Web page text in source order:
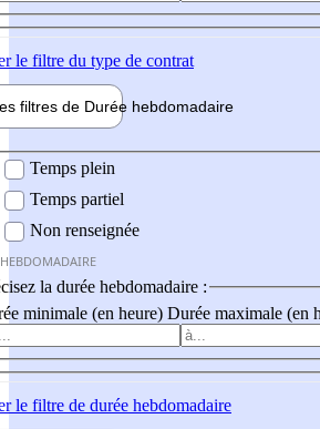
le filtre du type de contrat
filtres de Durée hebdomadaire
Temps plein
Temps partiel
Non renseignée
la durée hebdomadaire :
minimale (en heure) Durée maximale (en
le filtre de durée hebdomadaire